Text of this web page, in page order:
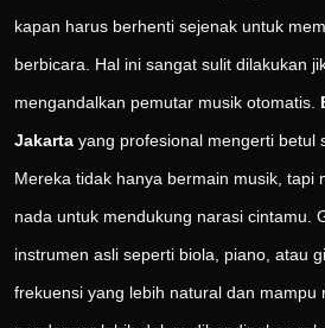
kapan harus berhenti sejenak untuk
berbicara. Hal ini sangat sulit dilakukan
mengandalkan pemutar musik otomatis.
Jakarta yang profesional mengerti betul
Mereka tidak hanya bermain musik, tapi
nada untuk mendukung narasi cintamu.
instrumen asli seperti biola, piano, atau
frekuensi yang lebih natural dan mampu